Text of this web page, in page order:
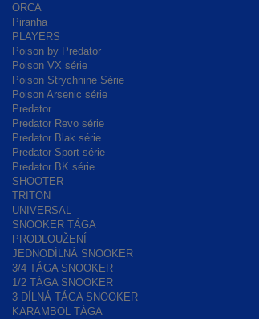
ORCA
Piranha
PLAYERS
Poison by Predator
Poison VX série
Poison Strychnine Série
Poison Arsenic série
Predator
Predator Revo série
Predator Blak série
Predator Sport série
Predator BK série
SHOOTER
TRITON
UNIVERSAL
SNOOKER TÁGA
PRODLOUŽENÍ
JEDNODÍLNÁ SNOOKER
3/4 TÁGA SNOOKER
1/2 TÁGA SNOOKER
3 DÍLNÁ TÁGA SNOOKER
KARAMBOL TÁGA